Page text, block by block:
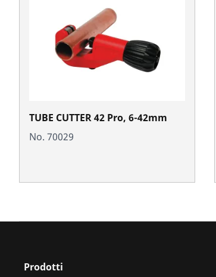
TUBE CUTTER 42 Pro, 6-42mm
No. 70029
Prodotti